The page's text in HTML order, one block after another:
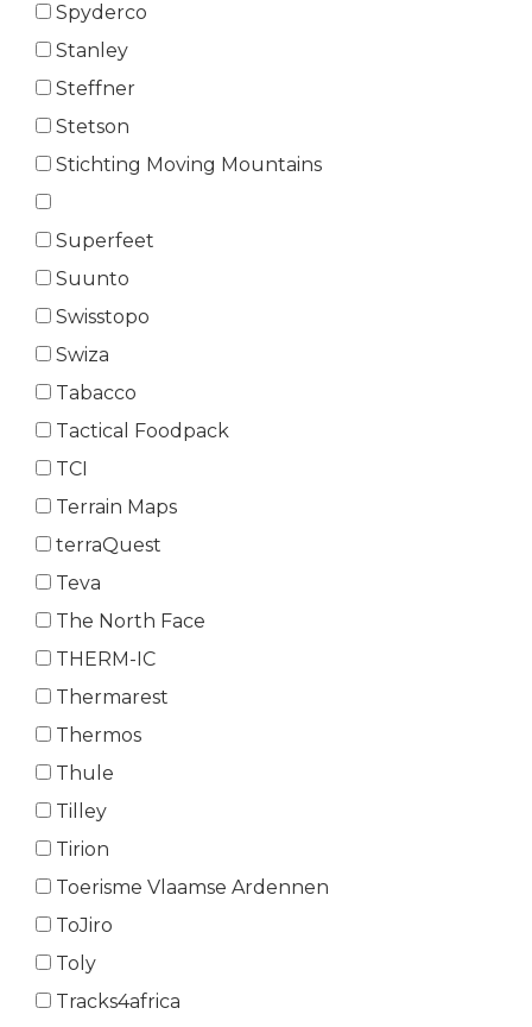
Spyderco
Stanley
Steffner
Stetson
Stichting Moving Mountains
Superfeet
Suunto
Swisstopo
Swiza
Tabacco
Tactical Foodpack
TCI
Terrain Maps
terraQuest
Teva
The North Face
THERM-IC
Thermarest
Thermos
Thule
Tilley
Tirion
Toerisme Vlaamse Ardennen
ToJiro
Toly
Tracks4africa